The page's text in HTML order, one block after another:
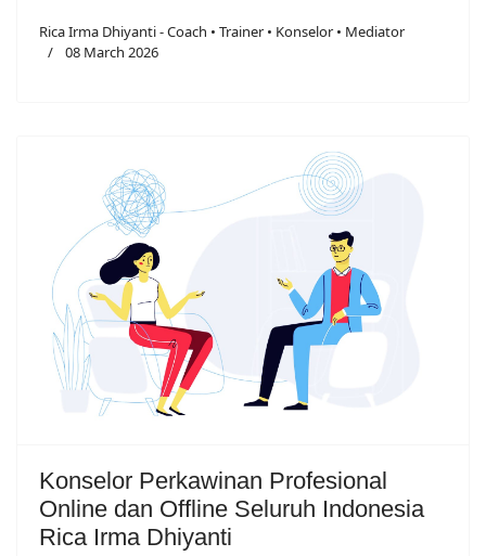
Rica Irma Dhiyanti - Coach • Trainer • Konselor • Mediator
08 March 2026
Konselor Perkawinan Profesional
Online dan Offline Seluruh Indonesia
Rica Irma Dhiyanti